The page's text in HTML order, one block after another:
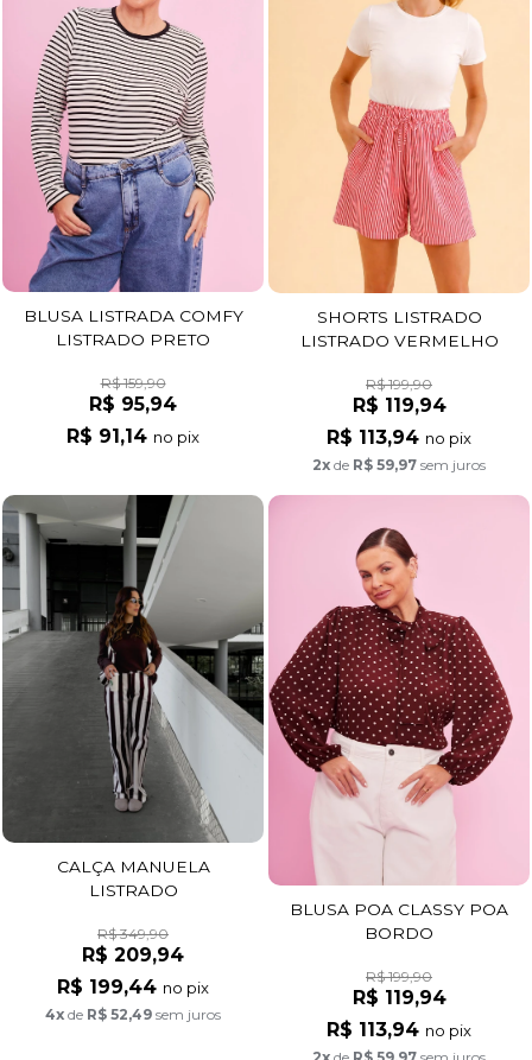
BLUSA LISTRADA COMFY
LISTRADO PRETO
R$ 159,90
R$ 95,94
R$ 91,14 no pix
SHORTS LISTRADO
LISTRADO VERMELHO
R$ 199,90
R$ 119,94
R$ 113,94 no pix
2x de R$ 59,97 sem juros
CALÇA MANUELA
LISTRADO
R$ 349,90
R$ 209,94
R$ 199,44 no pix
4x de R$ 52,49 sem juros
BLUSA POA CLASSY POA
BORDO
R$ 199,90
R$ 119,94
R$ 113,94 no pix